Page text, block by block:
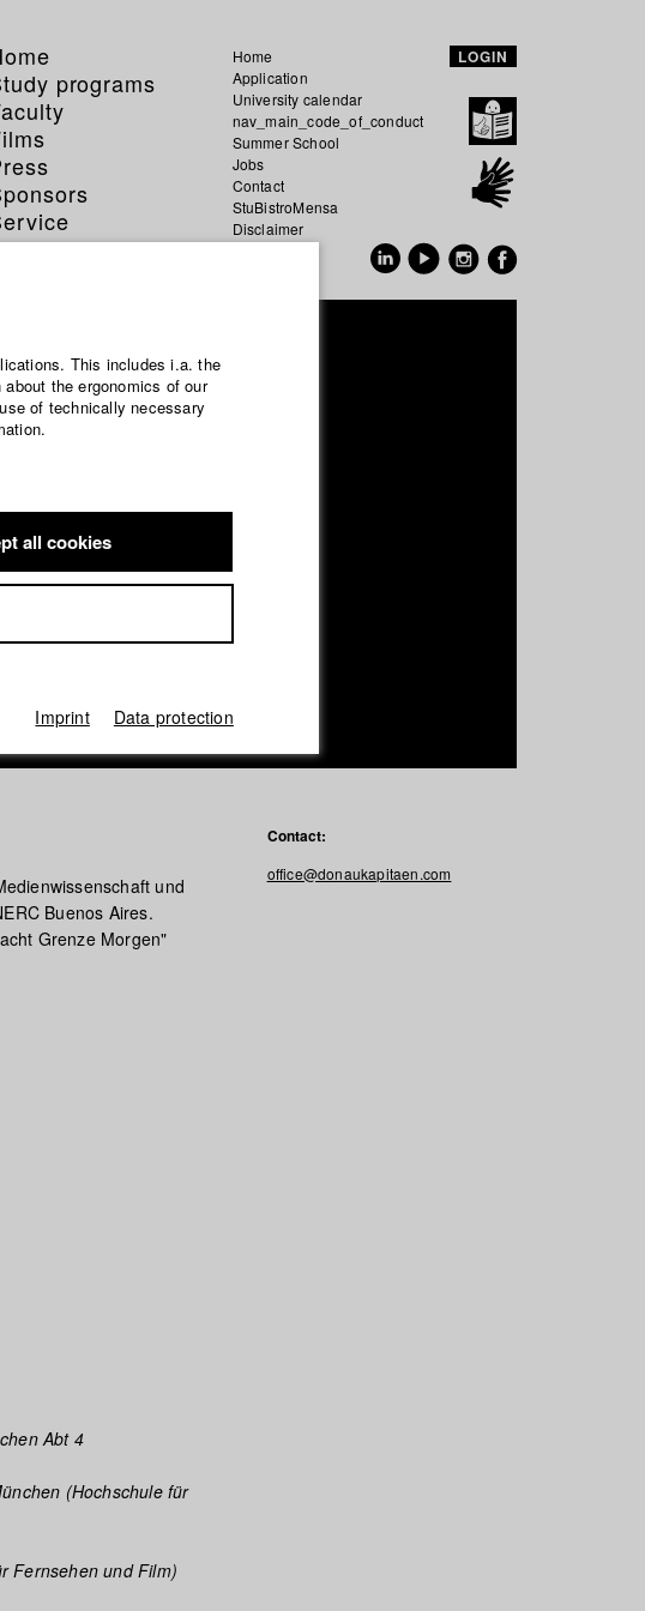
programs
Home
Application
University calendar
nav_main_code_of_conduct
Summer School
Jobs
Contact
StuBistroMensa
Disclaimer
LOGIN
Kaptan
IV - Documentary and TV publishing
2010
und
Buenos Aires.
Grenze Morgen"
Abt 4
(Hochschule für
Fernsehen und Film)
Contact:
office@donaukapitaen.com
This includes i.a. the
the ergonomics of our
of technically necessary
all cookies
Imprint Data protection